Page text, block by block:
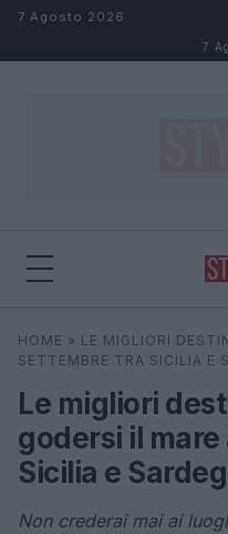
Salta al contenuto
7 Agosto 2026
7
Cerca
HOME » LE MIGLIORI
SETTEMBRE TRA SICILIA E
Le migliori
godersi il
Sicilia e
Non crederai mai ai